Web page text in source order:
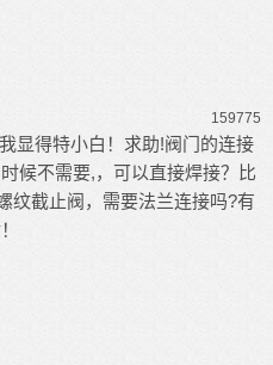
159775
得特小白！求助!阀门的连接
候不需要,，可以直接焊接？比
纹截止阀，需要法兰连接吗?有